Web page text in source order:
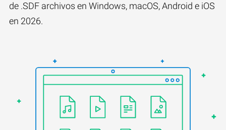
de .SDF archivos en Windows, macOS, Android e iOS
en 2026.